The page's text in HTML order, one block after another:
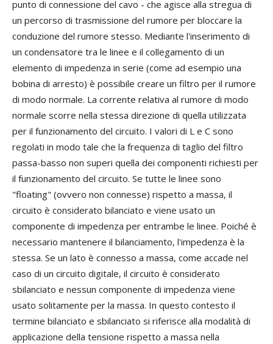
punto di connessione del cavo - che agisce alla stregua di
un percorso di trasmissione del rumore per bloccare la
conduzione del rumore stesso. Mediante l'inserimento di
un condensatore tra le linee e il collegamento di un
elemento di impedenza in serie (come ad esempio una
bobina di arresto) è possibile creare un filtro per il rumore
di modo normale. La corrente relativa al rumore di modo
normale scorre nella stessa direzione di quella utilizzata
per il funzionamento del circuito. I valori di L e C sono
regolati in modo tale che la frequenza di taglio del filtro
passa-basso non superi quella dei componenti richiesti per
il funzionamento del circuito. Se tutte le linee sono
"floating" (ovvero non connesse) rispetto a massa, il
circuito è considerato bilanciato e viene usato un
componente di impedenza per entrambe le linee. Poiché è
necessario mantenere il bilanciamento, l'impedenza è la
stessa. Se un lato è connesso a massa, come accade nel
caso di un circuito digitale, il circuito è considerato
sbilanciato e nessun componente di impedenza viene
usato solitamente per la massa. In questo contesto il
termine bilanciato e sbilanciato si riferisce alla modalità di
applicazione della tensione rispetto a massa nella